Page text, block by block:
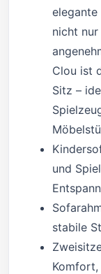
elegante
nicht
Clou ist
Sitz –
und
stabile
Komfort,